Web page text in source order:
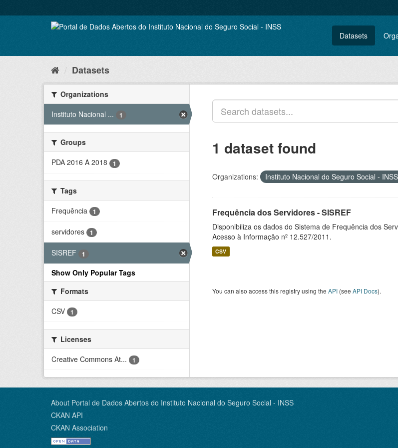
to
Datasets
Datasets
Organizations
Instituto Nacional ...
1
Groups
PDA 2016 A 2018
1
Tags
Frequência
1
servidores 1
SISREF 1
Show Only Popular Tags
Formats
CSV
1
Licenses
Creative Commons At...
1
1 dataset found
Organizations: Instituto Nacional do Seguro Social - INSS
Frequência dos Servidores - SISREF
Disponibiliza os dados do Sistema de Frequência dos
Acesso à Informação nº 12.527/2011.
CSV
You can also access this registry using the API (see API Docs).
About Portal de Dados Abertos do Instituto Nacional do Seguro Social - INSS
CKAN API
CKAN Association